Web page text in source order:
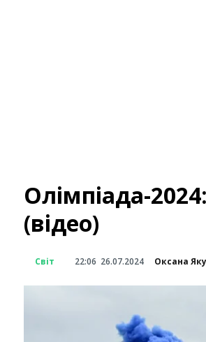
Олімпіада-
(відео)
Світ 22:06 26.07.2024 Оксана